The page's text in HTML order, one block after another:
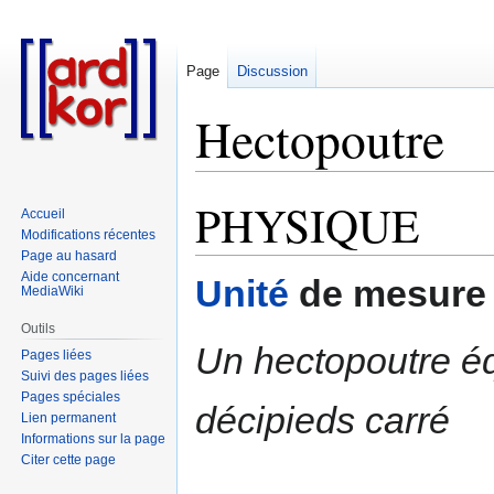
Hectopoutre
la
navigation
la
recherche
PHYSIQUE
Unité de
Un hectopoutre
décipieds carré
Page Discussion
Accueil
Modifications récentes
Page au hasard
Aide concernant
MediaWiki
Outils
Pages liées
Suivi des pages liées
Pages spéciales
Lien permanent
Informations sur la page
Citer cette page